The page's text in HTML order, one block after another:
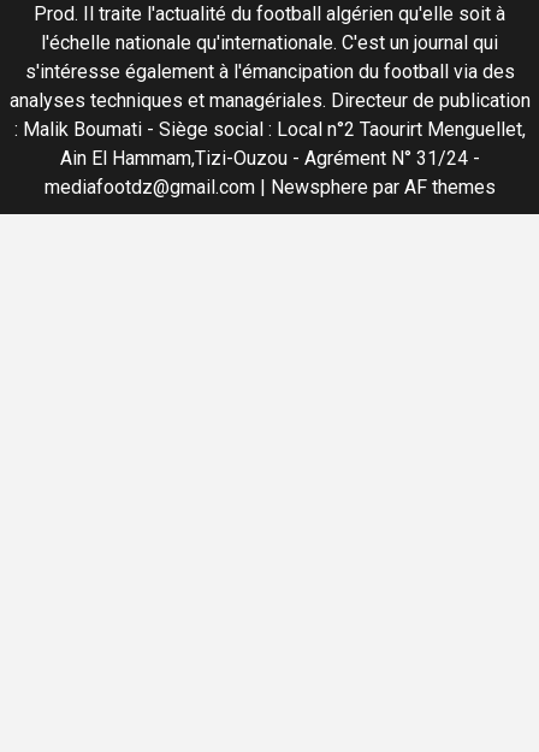
Prod. Il traite l'actualité du football algérien qu'elle soit à
l'échelle nationale qu'internationale. C'est un journal qui
s'intéresse également à l'émancipation du football via des
analyses techniques et managériales. Directeur de publication
: Malik Boumati - Siège social : Local n°2 Taourirt Menguellet,
Ain El Hammam,Tizi-Ouzou - Agrément N° 31/24 -
mediafootdz@gmail.com | Newspherepar AF themes